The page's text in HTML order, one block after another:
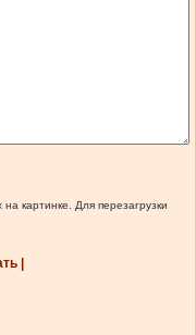
картинке. Для перезагрузки
|